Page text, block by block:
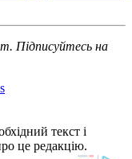
Підписуйтесь на
текст і
це редакцію.